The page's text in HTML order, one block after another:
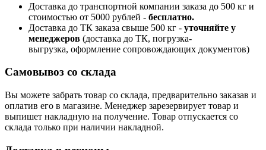
Доставка до транспортной компании заказа до 500 кг и
стоимостью от 5000 рублей - бесплатно.
Доставка до ТК заказа свыше 500 кг - уточняйте у
менеджеров (доставка до ТК, погрузка-
выгрузка, оформление сопровождающих документов)
Самовывоз со склада
Вы можете забрать товар со склада, предварительно заказав и
оплатив его в магазине. Менеджер зарезервирует товар и
выпишет накладную на получение. Товар отпускается со
склада только при наличии накладной.